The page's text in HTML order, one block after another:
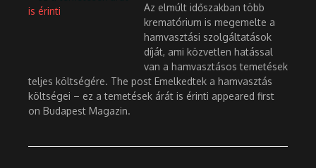
Az elmúlt időszakban több
krematórium is megemelte a
hamvasztási szolgáltatások
díját, ami közvetlen hatással
van a hamvasztásos temetések
teljes költségére. The post Emelkedtek a hamvasztás
költségei – ez a temetések árát is érinti appeared first
on Budapest Magazin.